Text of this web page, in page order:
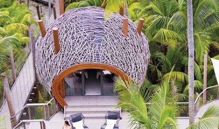
En chemin vers les îles polynésiennes, profiter d'un stop à L.A., entre
détente et démesure
15 jours, de 8600 à 12300 €
Toutes nos suggestions de voyages en Polynésie (13)